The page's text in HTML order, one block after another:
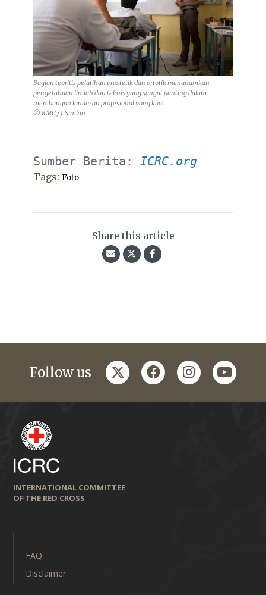
Bagian teoritis pelatihan prostetik dan ortotik menanamkan
pengetahuan ilmiah dan teknis yang sangat penting dalam
membangun landasan profesional yang kuat.
© ICRC / J. Simkin
Sumber Berita: ICRC.org
Tags: Foto
Share this article
Follow us twitterfacebookinstagramyoutube
INTERNATIONAL COMMITTEE
OF THE RED CROSS
FAQ
Disclaimer